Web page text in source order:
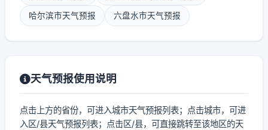
哈尔滨市天气预报 六盘水市天气预报
天气预报使用说明
点击上方的省份，可进入城市天气预报列表；点击城市，可进
入区/县天气预报列表；点击区/县，可直接跳转至该地区的天